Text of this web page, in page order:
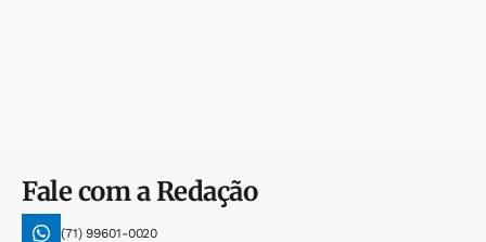
Fale com a Redação
(71) 99601-0020